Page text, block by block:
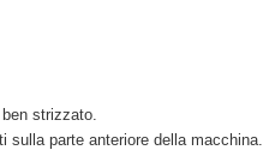
strizzato.
sulla parte anteriore della macchina.